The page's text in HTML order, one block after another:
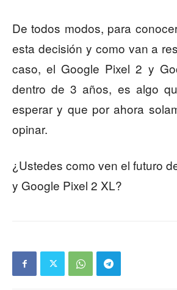
De todos modos, para
esta decisión y como van a
caso, el Google Pixel 2 y
dentro de 3 años, es algo
esperar y que por ahora
opinar.
¿Ustedes como ven el futuro
y Google Pixel 2 XL?